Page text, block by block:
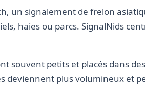
un signalement de frelon
haies ou parcs. SignalNids
souvent petits et placés dans
deviennent plus volumineux et